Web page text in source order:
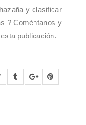
y clasificar
? Coméntanos y
publicación.